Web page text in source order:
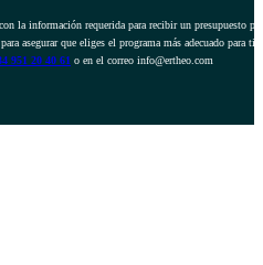
la información requerida para recibir un presupuesto
asegurar que eliges el programa más adecuado para ti.
951 20 40 61 o en el correo info@ertheo.com